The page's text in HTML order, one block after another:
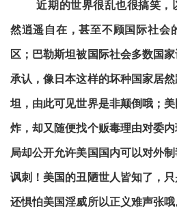
近期的世界很乱也很搞笑，
然逍遥自在，甚至不顾国际社会
区；巴勒斯坦被国际社会多数国
承认，像日本这样的坏种国家居
坦，由此可见世界是非颠倒哦；
炸，却又随便找个贩毒理由对委
局却公开允许美国国内可以对外
讽刺！美国的丑陋世人皆知了，
还惧怕美国淫威所以正义难声张